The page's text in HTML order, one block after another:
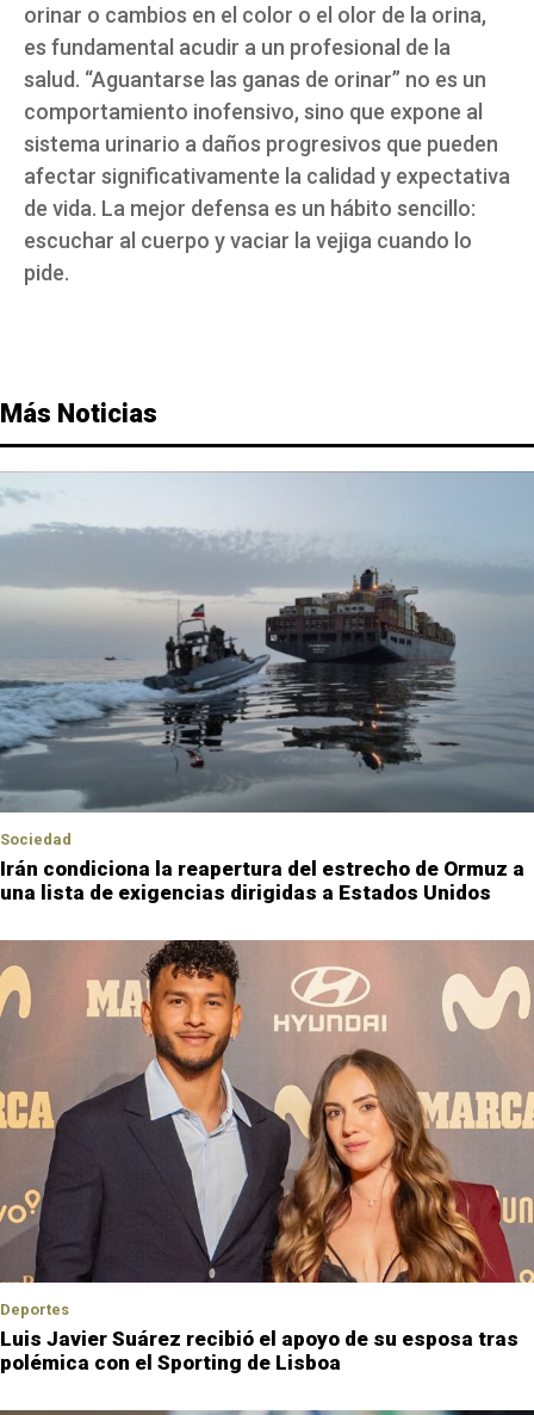
orinar o cambios en el color o el olor de la orina,
es fundamental acudir a un profesional de la
salud. “Aguantarse las ganas de orinar” no es un
comportamiento inofensivo, sino que expone al
sistema urinario a daños progresivos que pueden
afectar significativamente la calidad y expectativa
de vida. La mejor defensa es un hábito sencillo:
escuchar al cuerpo y vaciar la vejiga cuando lo
pide.
Más Noticias
Sociedad
Irán condiciona la reapertura del estrecho de Ormuz a
una lista de exigencias dirigidas a Estados Unidos
Deportes
Luis Javier Suárez recibió el apoyo de su esposa tras
polémica con el Sporting de Lisboa